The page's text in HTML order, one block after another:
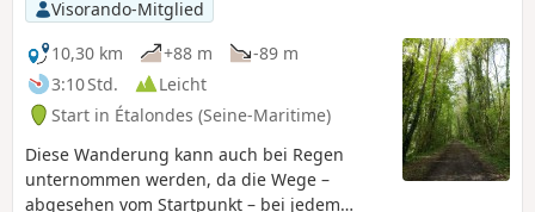
Visorando-Mitglied
10,30 km
+88 m
-89 m
3:10 Std.
Leicht
Start in Étalondes (Seine-Maritime)
Diese Wanderung kann auch bei Regen
unternommen werden, da die Wege –
abgesehen vom Startpunkt – bei jedem